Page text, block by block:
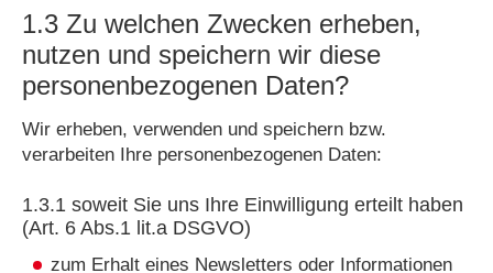
1.3 Zu welchen Zwecken erheben,
nutzen und speichern wir diese
personenbezogenen Daten?
Wir erheben, verwenden und speichern bzw.
verarbeiten Ihre personenbezogenen Daten:
1.3.1 soweit Sie uns Ihre Einwilligung erteilt haben
(Art. 6 Abs.1 lit.a DSGVO)
zum Erhalt eines Newsletters oder Informationen